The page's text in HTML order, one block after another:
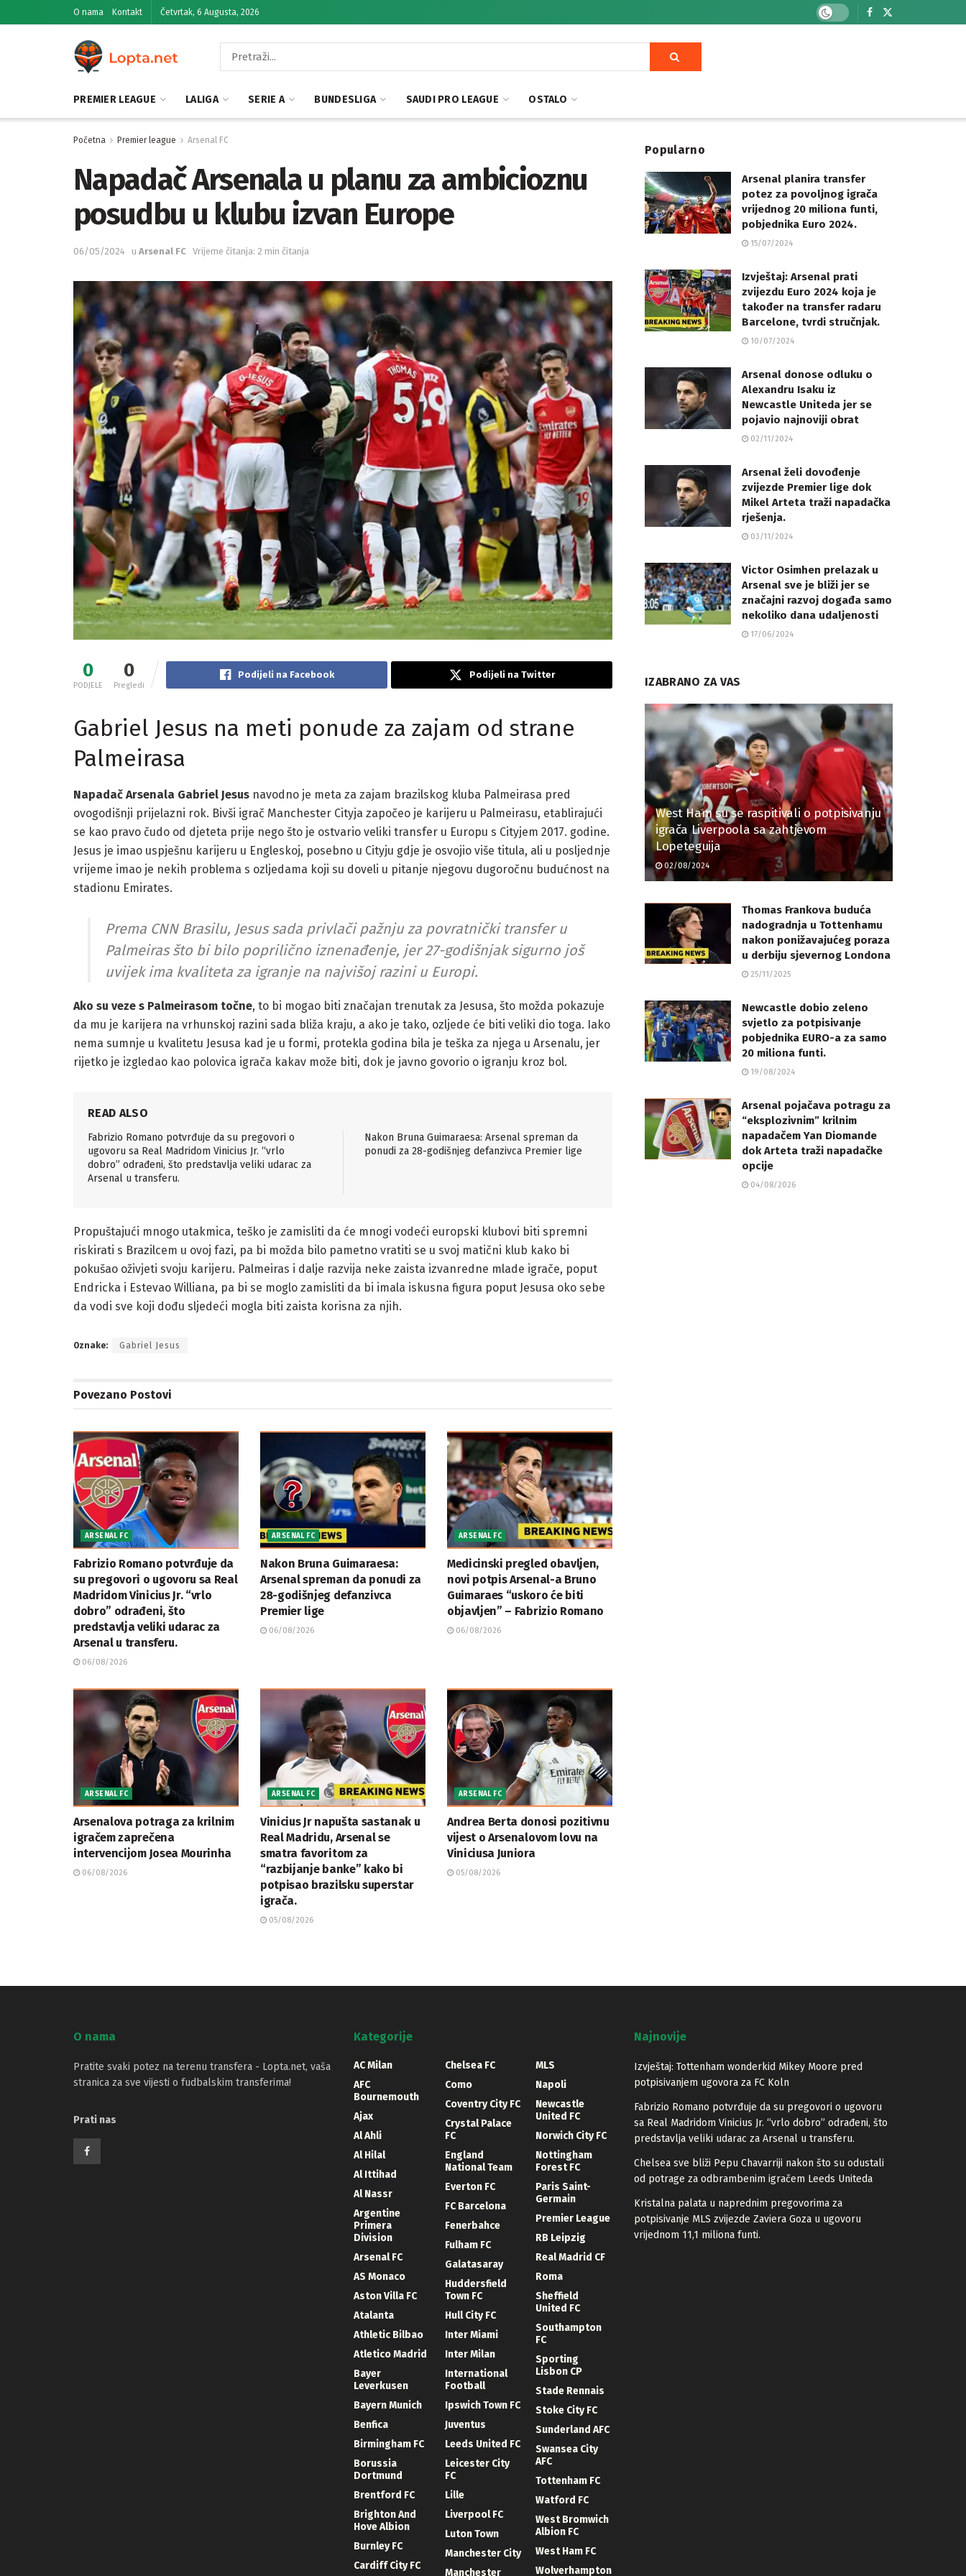
O nama Kontakt Četvrtak, 6 Augusta, 2026
PREMIER LEAGUE LALIGA SERIE A BUNDESLIGA SAUDI PRO LEAGUE OSTALO
Početna Premier league Arsenal FC
Napadač Arsenala u planu za ambicioznu
posudbu u klubu izvan Europe
06/05/2024 u Arsenal FC Vrijeme čitanja: 2 min čitanja
0
PODJELE
0
Pregledi
Podijeli na Facebook Podijeli na Twitter
Gabriel Jesus na meti ponude za zajam od strane
Palmeirasa
Napadač Arsenala Gabriel Jesus navodno je meta za zajam brazilskog kluba Palmeirasa pred
ovogodišnji prijelazni rok. Bivši igrač Manchester Cityja započeo je karijeru u Palmeirasu, etablirajući
se kao pravo čudo od djeteta prije nego što je ostvario veliki transfer u Europu s Cityjem 2017. godine.
Jesus je imao uspješnu karijeru u Engleskoj, posebno u Cityju gdje je osvojio više titula, ali u posljednje
vrijeme imao je nekih problema s ozljedama koji su doveli u pitanje njegovu dugoročnu budućnost na
stadionu Emirates.
Prema CNN Brasilu, Jesus sada privlači pažnju za povratnički transfer u
Palmeiras što bi bilo poprilično iznenađenje, jer 27-godišnjak sigurno još
uvijek ima kvaliteta za igranje na najvišoj razini u Europi.
Ako su veze s Palmeirasom točne, to bi mogao biti značajan trenutak za Jesusa, što možda pokazuje
da mu je karijera na vrhunskoj razini sada bliža kraju, a ako je tako, ozljede će biti veliki dio toga. Iako
nema sumnje u kvalitetu Jesusa kad je u formi, protekla godina bila je teška za njega u Arsenalu, jer
rijetko je izgledao kao polovica igrača kakav može biti, dok je javno govorio o igranju kroz bol.
READ ALSO
Fabrizio Romano potvrđuje da su pregovori o
ugovoru sa Real Madridom Vinicius Jr. “vrlo
dobro” odrađeni, što predstavlja veliki udarac za
Arsenal u transferu.
Nakon Bruna Guimaraesa: Arsenal spreman da
ponudi za 28-godišnjeg defanzivca Premier lige
Propuštajući mnogo utakmica, teško je zamisliti da će mnogi vodeći europski klubovi biti spremni
riskirati s Brazilcem u ovoj fazi, pa bi možda bilo pametno vratiti se u svoj matični klub kako bi
pokušao oživjeti svoju karijeru. Palmeiras i dalje razvija neke zaista izvanredne mlade igrače, poput
Endricka i Estevao Williana, pa bi se moglo zamisliti da bi imala iskusna figura poput Jesusa oko sebe
da vodi sve koji dođu sljedeći mogla biti zaista korisna za njih.
Oznake: Gabriel Jesus
Povezano Postovi
ARSENAL FC
Fabrizio Romano potvrđuje da
su pregovori o ugovoru sa Real
Madridom Vinicius Jr. “vrlo
dobro” odrađeni, što
predstavlja veliki udarac za
Arsenal u transferu.
06/08/2026
ARSENAL FC
Nakon Bruna Guimaraesa:
Arsenal spreman da ponudi za
28-godišnjeg defanzivca
Premier lige
06/08/2026
ARSENAL FC
Medicinski pregled obavljen,
novi potpis Arsenal-a Bruno
Guimaraes “uskoro će biti
objavljen” – Fabrizio Romano
06/08/2026
ARSENAL FC
Arsenalova potraga za krilnim
igračem zaprečena
intervencijom Josea Mourinha
06/08/2026
ARSENAL FC
Vinicius Jr napušta sastanak u
Real Madridu, Arsenal se
smatra favoritom za
“razbijanje banke” kako bi
potpisao brazilsku superstar
igrača.
05/08/2026
ARSENAL FC
Andrea Berta donosi pozitivnu
vijest o Arsenalovom lovu na
Viniciusa Juniora
05/08/2026
Popularno
Arsenal planira transfer
potez za povoljnog igrača
vrijednog 20 miliona funti,
pobjednika Euro 2024.
15/07/2024
Izvještaj: Arsenal prati
zvijezdu Euro 2024 koja je
također na transfer radaru
Barcelone, tvrdi stručnjak.
10/07/2024
Arsenal donose odluku o
Alexandru Isaku iz
Newcastle Uniteda jer se
pojavio najnoviji obrat
02/11/2024
Arsenal želi dovođenje
zvijezde Premier lige dok
Mikel Arteta traži napadačka
rješenja.
03/11/2024
Victor Osimhen prelazak u
Arsenal sve je bliži jer se
značajni razvoj događa samo
nekoliko dana udaljenosti
17/06/2024
IZABRANO ZA VAS
West Ham su se raspitivali o potpisivanju
igrača Liverpoola sa zahtjevom
Lopeteguija
02/08/2024
Thomas Frankova buduća
nadogradnja u Tottenhamu
nakon ponižavajućeg poraza
u derbiju sjevernog Londona
25/11/2025
Newcastle dobio zeleno
svjetlo za potpisivanje
pobjednika EURO-a za samo
20 miliona funti.
19/08/2024
Arsenal pojačava potragu za
“eksplozivnim” krilnim
napadačem Yan Diomande
dok Arteta traži napadačke
opcije
04/08/2026
O nama
Pratite svaki potez na terenu transfera - Lopta.net, vaša
stranica za sve vijesti o fudbalskim transferima!
Prati nas
Kategorije
AC Milan
AFC
Bournemouth
Ajax
Al Ahli
Al Hilal
Al Ittihad
Al Nassr
Argentine
Primera
Division
Arsenal FC
AS Monaco
Aston Villa FC
Atalanta
Athletic Bilbao
Atletico Madrid
Bayer
Leverkusen
Bayern Munich
Benfica
Birmingham FC
Borussia
Dortmund
Brentford FC
Brighton And
Hove Albion
Burnley FC
Cardiff City FC
Chelsea FC
Como
Coventry City FC
Crystal Palace
FC
England
National Team
Everton FC
FC Barcelona
Fenerbahce
Fulham FC
Galatasaray
Huddersfield
Town FC
Hull City FC
Inter Miami
Inter Milan
International
Football
Ipswich Town FC
Juventus
Leeds United FC
Leicester City
FC
Lille
Liverpool FC
Luton Town
Manchester City
Manchester
MLS
Napoli
Newcastle
United FC
Norwich City FC
Nottingham
Forest FC
Paris Saint-
Germain
Premier League
RB Leipzig
Real Madrid CF
Roma
Sheffield
United FC
Southampton
FC
Sporting
Lisbon CP
Stade Rennais
Stoke City FC
Sunderland AFC
Swansea City
AFC
Tottenham FC
Watford FC
West Bromwich
Albion FC
West Ham FC
Wolverhampton
Najnovije
Izvještaj: Tottenham wonderkid Mikey Moore pred
potpisivanjem ugovora za FC Koln
Fabrizio Romano potvrđuje da su pregovori o ugovoru
sa Real Madridom Vinicius Jr. “vrlo dobro” odrađeni, što
predstavlja veliki udarac za Arsenal u transferu.
Chelsea sve bliži Pepu Chavarriji nakon što su odustali
od potrage za odbrambenim igračem Leeds Uniteda
Kristalna palata u naprednim pregovorima za
potpisivanje MLS zvijezde Zaviera Goza u ugovoru
vrijednom 11,1 miliona funti.